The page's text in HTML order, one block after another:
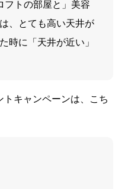
フトの部屋と」美容
、とても高い天井が
時に「天井が近い」
トキャンペーンは、こち